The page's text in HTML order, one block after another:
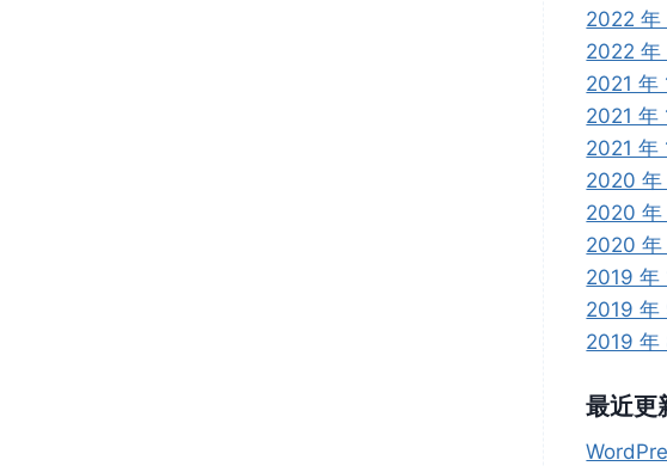
2022 年
2022 年
2021 年
2021 年
2021 年
2020 年
2020 年
2020 年
2019 年
2019 年
2019 年
最近更